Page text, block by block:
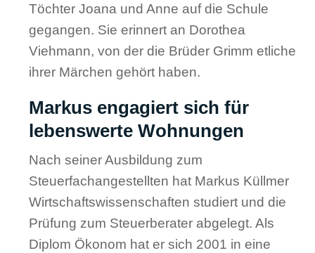
Töchter Joana und Anne auf die Schule
gegangen. Sie erinnert an Dorothea
Viehmann, von der die Brüder Grimm etliche
ihrer Märchen gehört haben.
Markus engagiert sich für
lebenswerte Wohnungen
Nach seiner Ausbildung zum
Steuerfachangestellten hat Markus Küllmer
Wirtschaftswissenschaften studiert und die
Prüfung zum Steuerberater abgelegt. Als
Diplom Ökonom hat er sich 2001 in eine